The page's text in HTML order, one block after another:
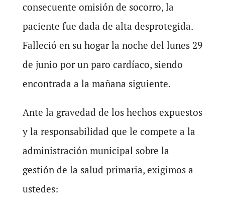
consecuente omisión de socorro, la
paciente fue dada de alta desprotegida.
Falleció en su hogar la noche del lunes 29
de junio por un paro cardíaco, siendo
encontrada a la mañana siguiente.
Ante la gravedad de los hechos expuestos
y la responsabilidad que le compete a la
administración municipal sobre la
gestión de la salud primaria, exigimos a
ustedes: